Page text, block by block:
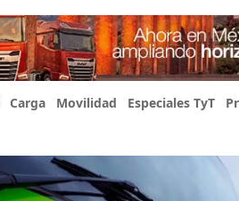
Carga Movilidad Especiales TyT